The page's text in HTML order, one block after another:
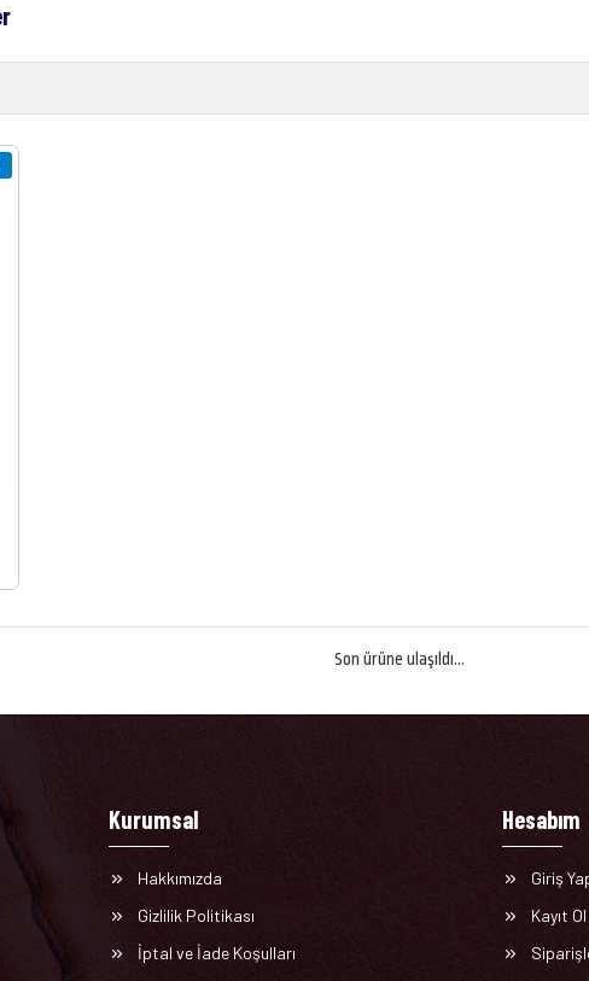
Son ürüne ulaşıldı...
Kurumsal
Hakkımızda
Gizlilik Politikası
İptal ve İade Koşulları
Hesabım
Giriş
Kayıt Ol